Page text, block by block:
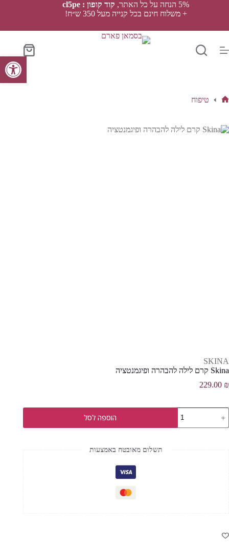
פתח סרגל נגישות
5% הנחה על כל האתר,
קוד קופון : cl5pe
+ משלוח חינם בכל קנייה מעל 350 ש״ח!
סל
הקניות
טיפוח
SKINA
Skina קרם לילה להבהרה ופיגמנטציה
229.00 ₪
כמות
של
Skina
הוספה לסל
תשלום מאובטח באמצעות